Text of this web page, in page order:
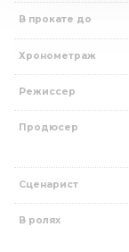
В прокате до
Хронометраж
Режиссер
Продюсер
Сценарист
В ролях